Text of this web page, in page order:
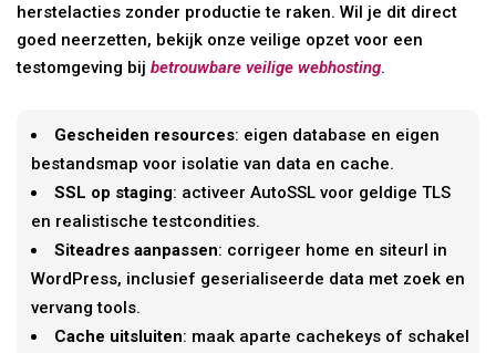
herstelacties zonder productie te raken. Wil je dit direct
goed neerzetten, bekijk onze veilige opzet voor een
testomgeving bijbetrouwbare veilige webhosting.
Gescheiden resources: eigen database en eigen
bestandsmap voor isolatie van data en cache.
SSL op staging: activeer AutoSSL voor geldige TLS
en realistische testcondities.
Siteadres aanpassen: corrigeer home en siteurl in
WordPress, inclusief geserialiseerde data met zoek en
vervang tools.
Cache uitsluiten: maak aparte cachekeys of schakel